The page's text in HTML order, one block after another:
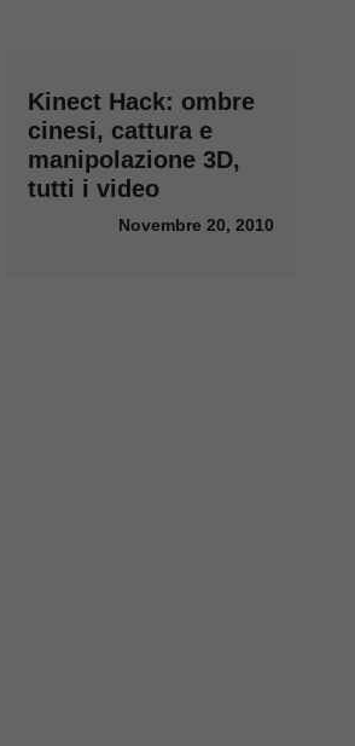
Kinect Hack: ombre
cinesi, cattura e
manipolazione 3D,
tutti i video
Novembre 20, 2010